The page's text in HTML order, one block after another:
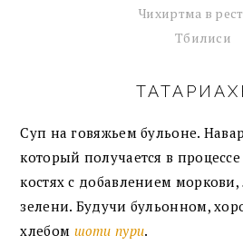
Чихиртма в
Тбилиси
Суп на говяжьем бульоне.
который получается в
костях с добавлением моркови,
зелени. Будучи бульонном,
хлебом шоти пури.